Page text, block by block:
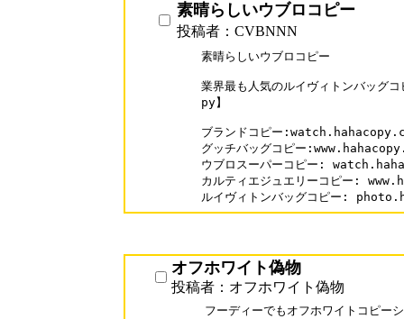
素晴らしいウブロコピー
投稿者：CVBNNN
素晴らしいウブロコピー
業界最も人気のルイヴィトンバッグ
py】
ブランドコピー
グッチバッグコピー
ウブロスーパーコピー:
カルティエジュエリーコピー:
ルイヴィトンバッグコピー:
オフホワイト偽物
投稿者：オフホワイト偽物
フーディーでもオフホワイトコピー